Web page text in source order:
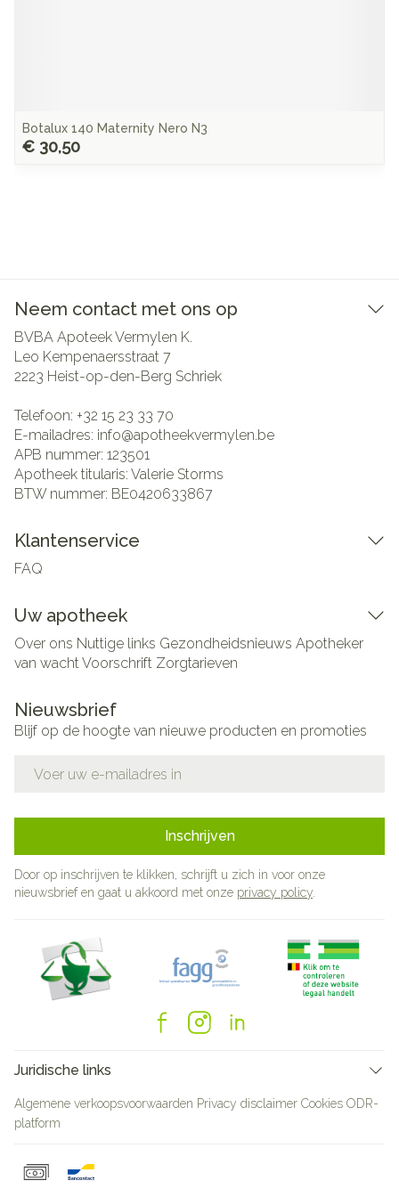
Botalux 140 Maternity Nero N3
€ 30,50
Neem contact met ons op
BVBA Apoteek Vermylen K.
Leo Kempenaersstraat 7
2223 Heist-op-den-Berg Schriek
Telefoon: +32 15 23 33 70
E-mailadres: info@apotheekvermylen.be
APB nummer: 123501
Apotheek titularis: Valerie Storms
BTW nummer: BE0420633867
Klantenservice
FAQ
Uw apotheek
Over ons Nuttige links Gezondheidsnieuws Apotheker
van wachtVoorschrift Zorgtarieven
Nieuwsbrief
Blijf op de hoogte van nieuwe producten en promoties
Inschrijven
Door op inschrijven te klikken, schrijft u zich in voor onze
nieuwsbrief en gaat u akkoord met onze privacy policy
Juridische links
Algemene verkoopsvoorwaarden Privacy disclaimer Cookies ODR-
platform